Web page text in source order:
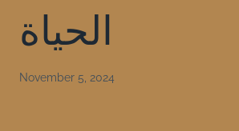
الحياة
November 5, 2024